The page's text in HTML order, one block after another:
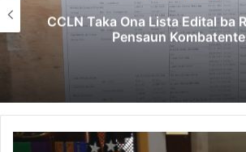
CCLN Taka Ona Lista Edital ba
Pensaun